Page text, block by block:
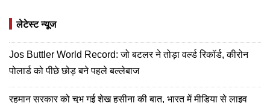
लेटेस्ट न्यूज
Jos Buttler World Record: जो बटलर ने तोड़ा वर्ल्ड रिकॉर्ड, कीरोन
पोलार्ड को पीछे छोड़ बने पहले बल्लेबाज
रहमान सरकार को चुभ गई शेख हसीना की बात, भारत में मीडिया से लाइव